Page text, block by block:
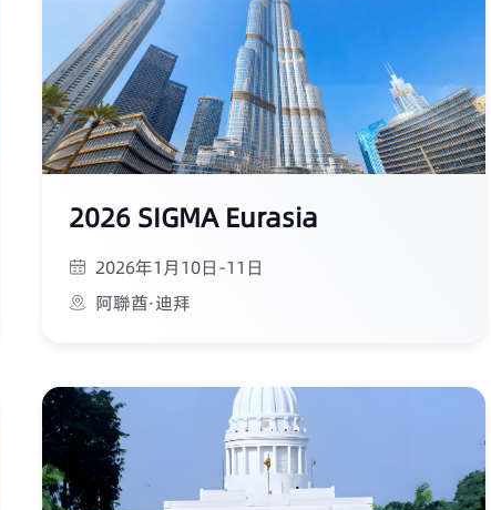
2026 SIGMA Eurasia
2026年1月10日-11日
阿聯酋·迪拜